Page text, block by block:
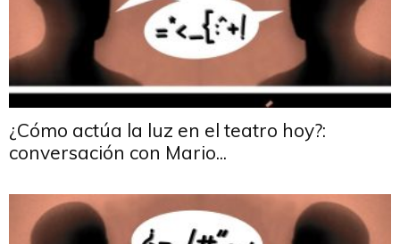
¿Cómo actúa la luz en el teatro hoy?:
conversación con Mario...